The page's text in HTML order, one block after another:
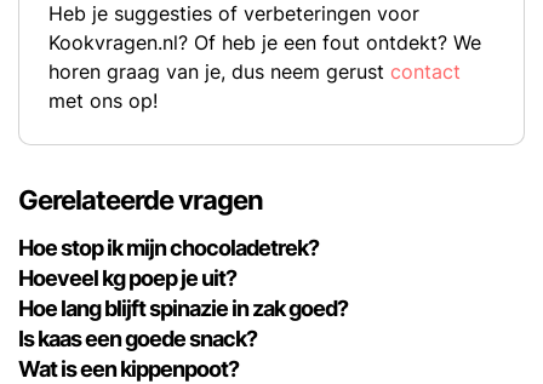
Heb je suggesties of verbeteringen voor
Kookvragen.nl? Of heb je een fout ontdekt? We
horen graag van je, dus neem gerust contact
met ons op!
Gerelateerde vragen
Hoe stop ik mijn chocoladetrek?
Hoeveel kg poep je uit?
Hoe lang blijft spinazie in zak goed?
Is kaas een goede snack?
Wat is een kippenpoot?